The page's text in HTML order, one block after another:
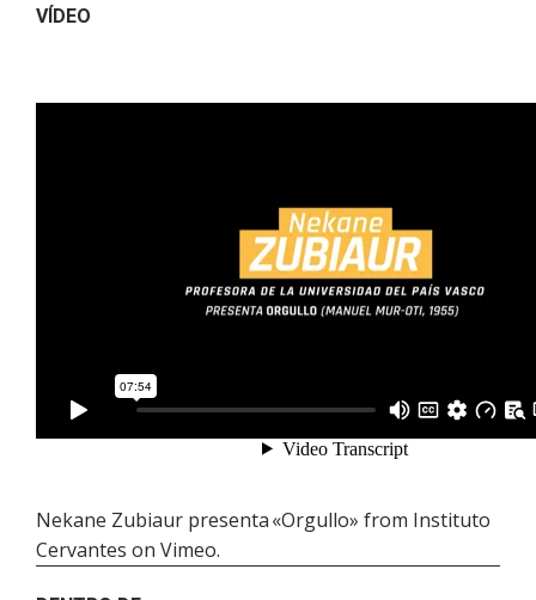
VÍDEO
Nekane Zubiaur presenta «Orgullo» from Instituto
Cervantes on Vimeo.